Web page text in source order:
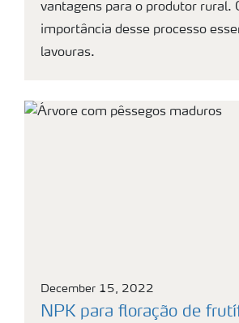
vantagens para o produtor rural.
importância desse processo
lavouras.
December 15, 2022
NPK para floração de